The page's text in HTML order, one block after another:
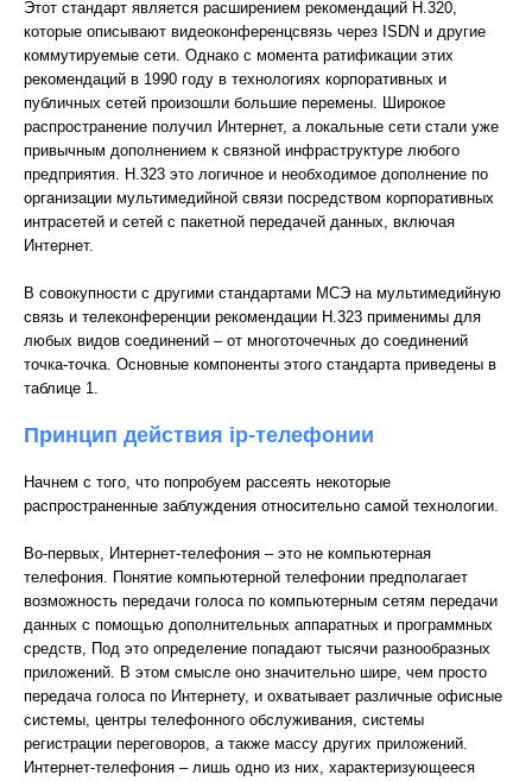
Этот стандарт является расширением рекомендаций H.320,
которые описывают видеоконференцсвязь через ISDN и другие
коммутируемые сети. Однако с момента ратификации этих
рекомендаций в 1990 году в технологиях корпоративных и
публичных сетей произошли большие перемены. Широкое
распространение получил Интернет, а локальные сети стали уже
привычным дополнением к связной инфраструктуре любого
предприятия. H.323 это логичное и необходимое дополнение по
организации мультимедийной связи посредством корпоративных
интрасетей и сетей с пакетной передачей данных, включая
Интернет.
В совокупности с другими стандартами МСЭ на мультимедийную
связь и телеконференции рекомендации H.323 применимы для
любых видов соединений – от многоточечных до соединений
точка-точка. Основные компоненты этого стандарта приведены в
таблице 1.
Принцип действия ip-телефонии
Начнем с того, что попробуем рассеять некоторые
распространенные заблуждения относительно самой технологии.
Во-первых, Интернет-телефония – это не компьютерная
телефония. Понятие компьютерной телефонии предполагает
возможность передачи голоса по компьютерным сетям передачи
данных с помощью дополнительных аппаратных и программных
средств, Под это определение попадают тысячи разнообразных
приложений. В этом смысле оно значительно шире, чем просто
передача голоса по Интернету, и охватывает различные офисные
системы, центры телефонного обслуживания, системы
регистрации переговоров, а также массу других приложений.
Интернет-телефония – лишь одно из них, характеризующееся